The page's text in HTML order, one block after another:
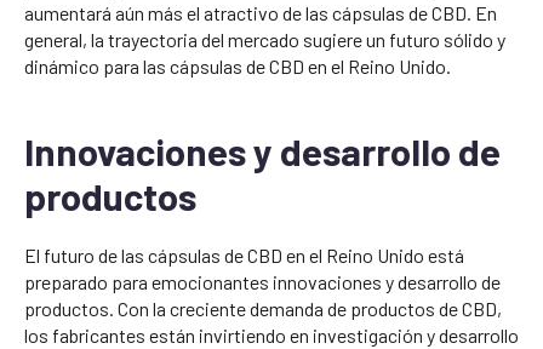
aumentará aún más el atractivo de las cápsulas de CBD. En
general, la trayectoria del mercado sugiere un futuro sólido y
dinámico para las cápsulas de CBD en el Reino Unido.
Innovaciones y desarrollo de
productos
El futuro de las cápsulas de CBD en el Reino Unido está
preparado para emocionantes innovaciones y desarrollo de
productos. Con la creciente demanda de productos de CBD,
los fabricantes están invirtiendo en investigación y desarrollo